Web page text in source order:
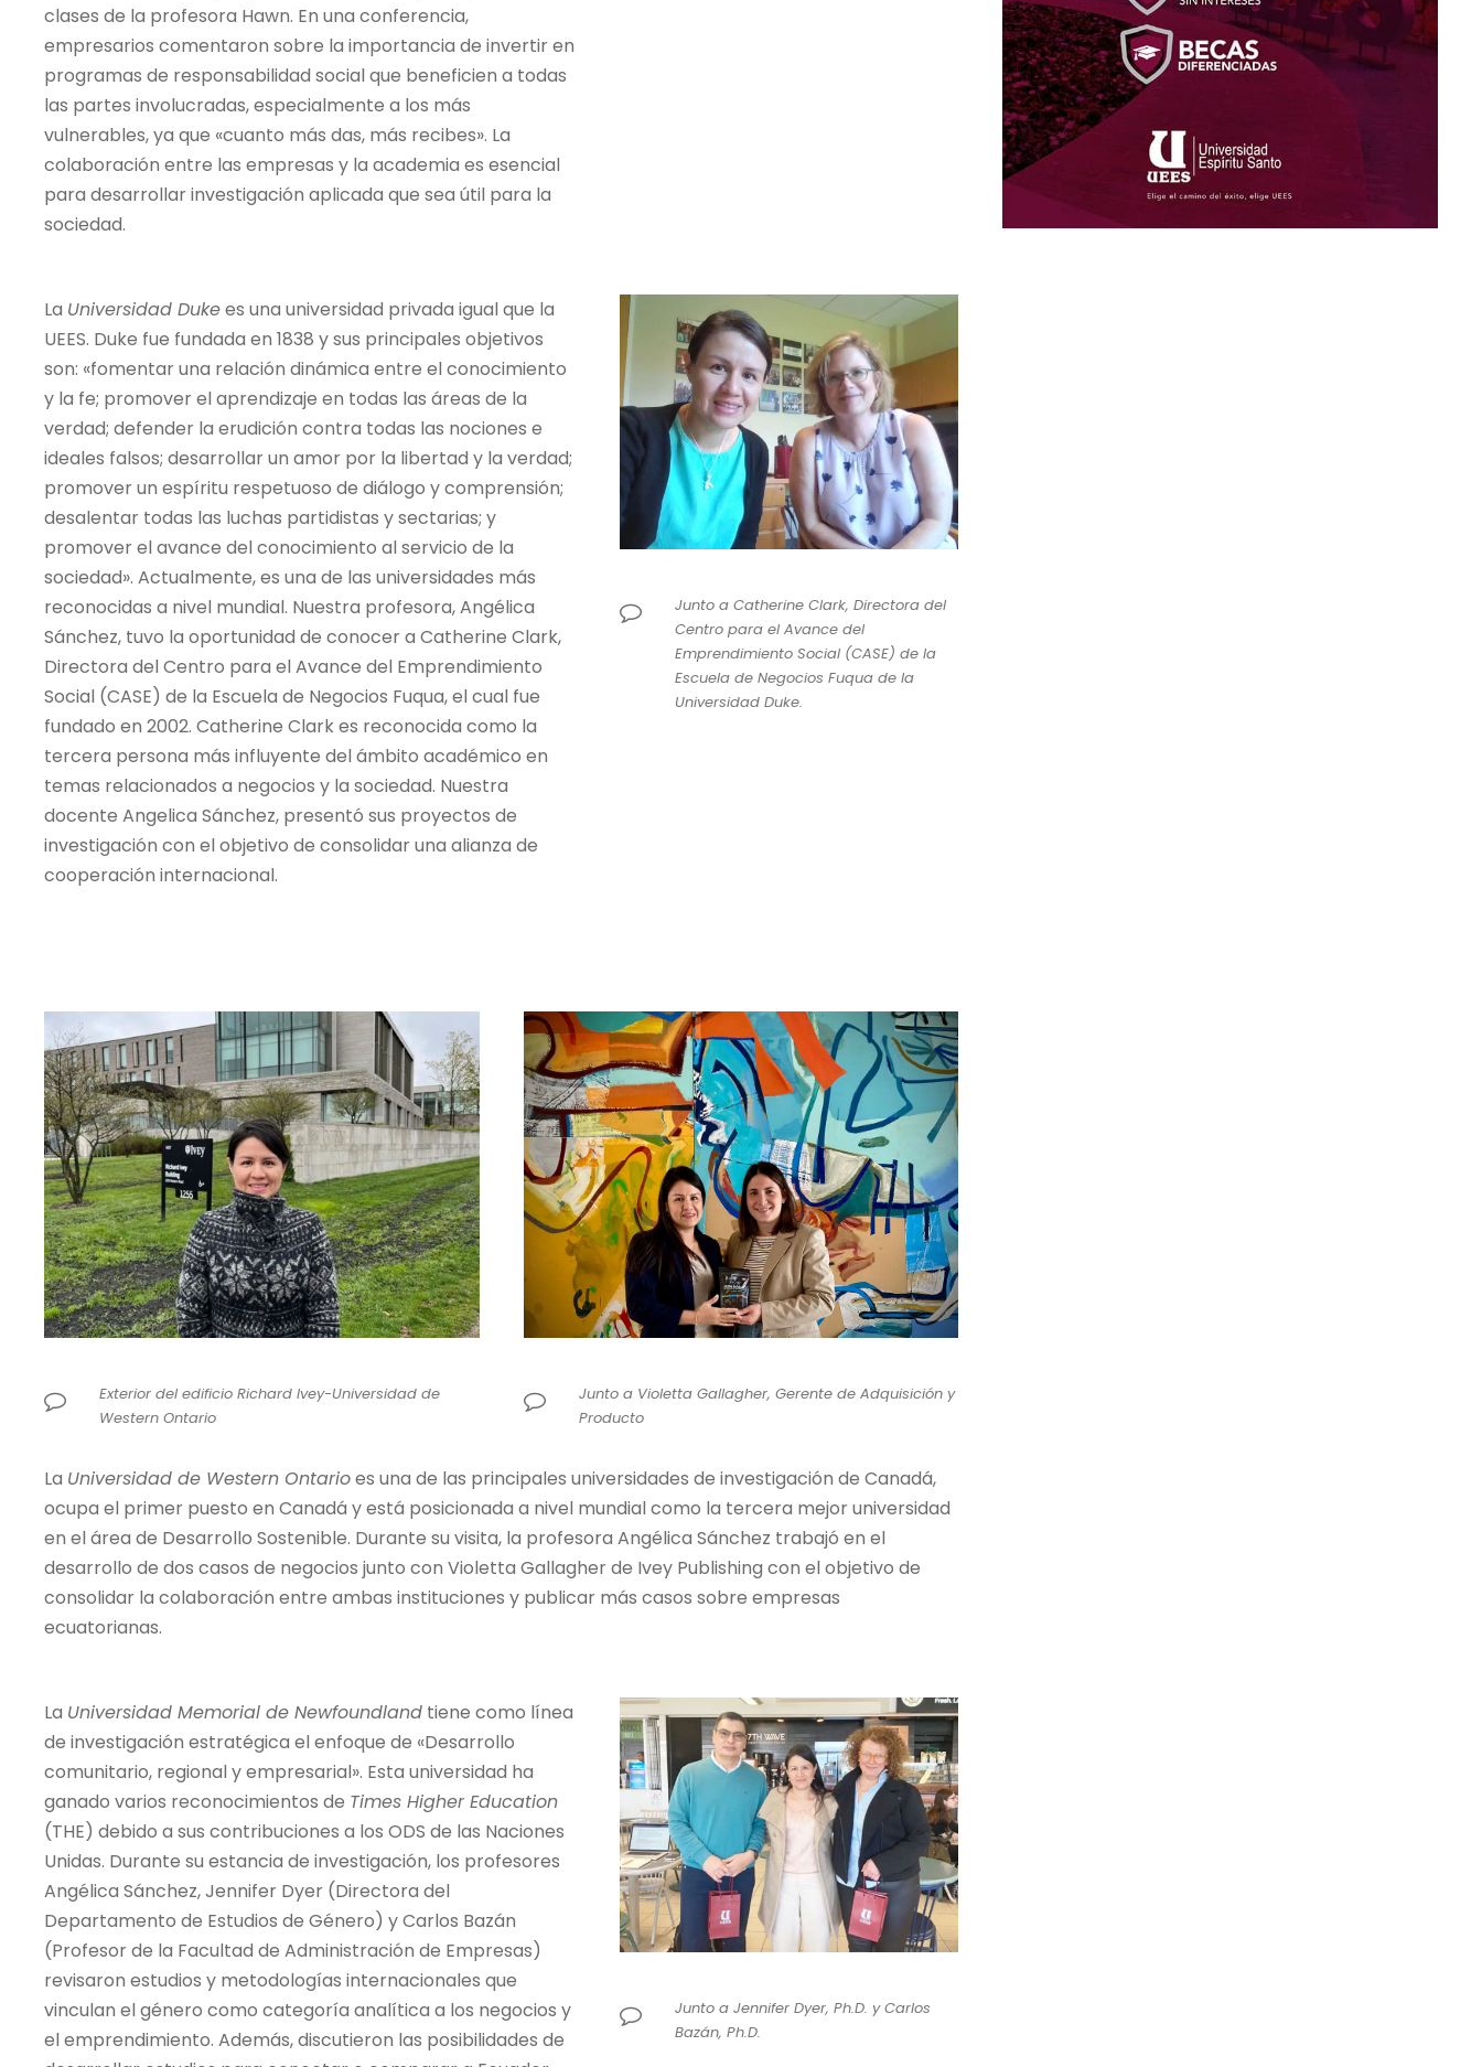
clases de la profesora Hawn. En una conferencia,
empresarios comentaron sobre la importancia de invertir en
programas de responsabilidad social que beneficien a todas
las partes involucradas, especialmente a los más
vulnerables, ya que «cuanto más das, más recibes». La
colaboración entre las empresas y la academia es esencial
para desarrollar investigación aplicada que sea útil para la
sociedad.
La Universidad Dukees una universidad privada igual que la
UEES. Duke fue fundada en 1838 y sus principales objetivos
son: «fomentar una relación dinámica entre el conocimiento
y la fe; promover el aprendizaje en todas las áreas de la
verdad; defender la erudición contra todas las nociones e
ideales falsos; desarrollar un amor por la libertad y la verdad;
promover un espíritu respetuoso de diálogo y comprensión;
desalentar todas las luchas partidistas y sectarias; y
promover el avance del conocimiento al servicio de la
sociedad». Actualmente, es una de las universidades más
reconocidas a nivel mundial. Nuestra profesora, Angélica
Sánchez, tuvo la oportunidad de conocer a Catherine Clark,
Directora del Centro para el Avance del Emprendimiento
Social (CASE) de la Escuela de Negocios Fuqua, el cual fue
fundado en 2002. Catherine Clark es reconocida como la
tercera persona más influyente del ámbito académico en
temas relacionados a negocios y la sociedad. Nuestra
docente Angelica Sánchez, presentó sus proyectos de
investigación con el objetivo de consolidar una alianza de
cooperación internacional.
Junto a Catherine Clark, Directora del
Centro para el Avance del
Emprendimiento Social (CASE) de la
Escuela de Negocios Fuqua de la
Universidad Duke.
Exterior del edificio Richard Ivey-Universidad de
Western Ontario
Junto a Violetta Gallagher, Gerente de Adquisición y
Producto
La Universidad de Western Ontarioes una de las principales universidades de investigación de Canadá,
ocupa el primer puesto en Canadá y está posicionada a nivel mundial como la tercera mejor universidad
en el área de Desarrollo Sostenible. Durante su visita, la profesora Angélica Sánchez trabajó en el
desarrollo de dos casos de negocios junto con Violetta Gallagher de Ivey Publishing con el objetivo de
consolidar la colaboración entre ambas instituciones y publicar más casos sobre empresas
ecuatorianas.
La Universidad Memorial de Newfoundland tiene como línea
de investigación estratégica el enfoque de «Desarrollo
comunitario, regional y empresarial». Esta universidad ha
ganado varios reconocimientos de Times Higher Education
(THE) debido a sus contribuciones a los ODS de las Naciones
Unidas. Durante su estancia de investigación, los profesores
Angélica Sánchez, Jennifer Dyer (Directora del
Departamento de Estudios de Género) y Carlos Bazán
(Profesor de la Facultad de Administración de Empresas)
revisaron estudios y metodologías internacionales que
vinculan el género como categoría analítica a los negocios y
el emprendimiento. Además, discutieron las posibilidades de
Junto a Jennifer Dyer, Ph.D. y Carlos
Bazán, Ph.D.